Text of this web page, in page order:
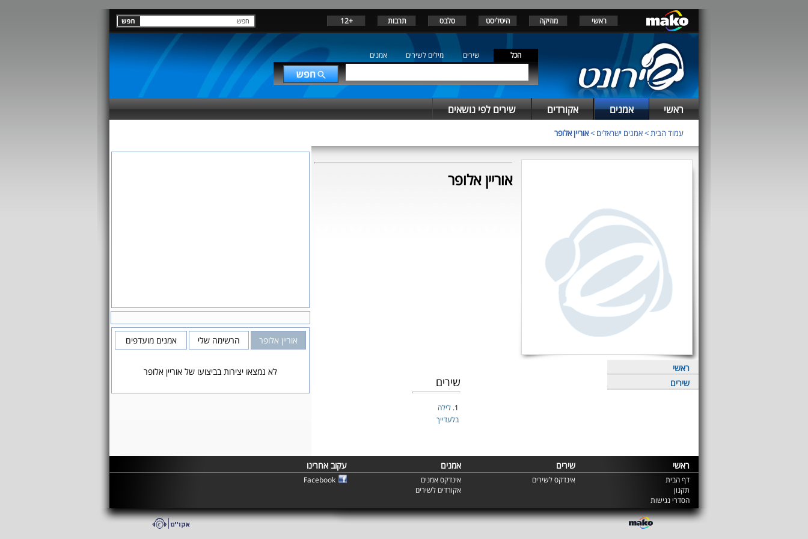
ראשי מוזיקה היטליסט סלבס תרבות +12
הכל שירים מילים לשירים אמנים
ראשי אמנים אקורדים שירים לפי נושאים
עמוד הבית>אמנים ישראלים >אוריין אלופר
אוריין אלופר
ראשי
שירים
שירים
1. לילה
בלעדייך
אוריין אלופר הרשימה שלי אמנים מועדפים
לא נמצאו יצירות בביצועו של אוריין אלופר
ראשי שירים אמנים עקוב אחרינו
דף הבית
תקנון
הסדרי נגישות
אינדקס לשירים
אינדקס אמנים
אקורדים לשירים
Facebook